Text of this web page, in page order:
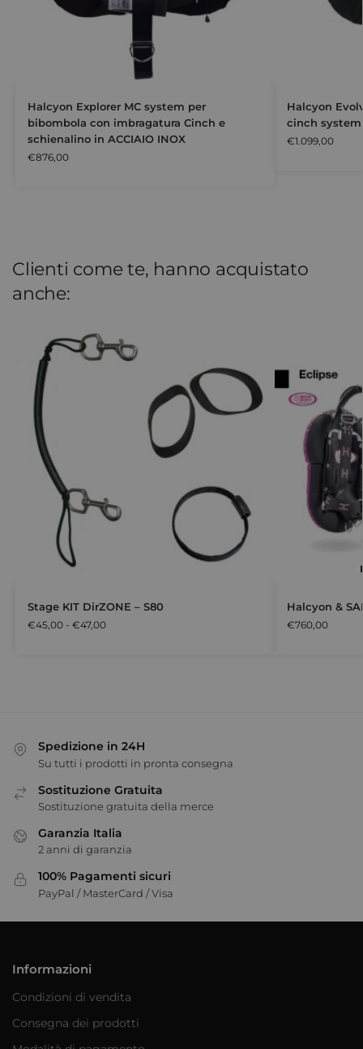
Halcyon Explorer MC system per
bibombola con imbragatura Cinch e
schienalino in ACCIAIO INOX
€876,00
Halcyon
cinch system
€1.099,00
Clienti come te, hanno acquistato
anche:
Stage KIT DirZONE – S80
€45,00 - €47,00
Halcyon &
€760,00
Spedizione in 24H
Su tutti i prodotti in pronta consegna
Sostituzione Gratuita
Sostituzione gratuita della merce
Garanzia Italia
2 anni di garanzia
100% Pagamenti sicuri
PayPal / MasterCard / Visa
Informazioni
Condizioni di vendita
Consegna dei prodotti